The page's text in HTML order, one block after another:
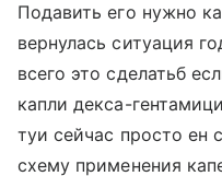
Подавить его нужно
вернулась ситуация
всего это сделатьб
капли декса-
туи сейчас просто ен
схему применения